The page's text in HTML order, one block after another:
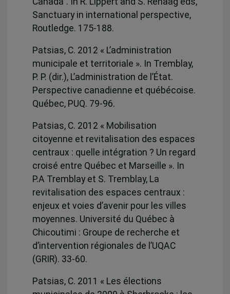
Sanctuary in international perspective,
Routledge. 175-188.
Patsias, C. 2012 « L’administration
municipale et territoriale ». In Tremblay,
P. P. (dir.), L’administration de l’État.
Perspective canadienne et québécoise.
Québec, PUQ. 79-96.
Patsias, C. 2012 « Mobilisation
citoyenne et revitalisation des espaces
centraux : quelle intégration ? Un regard
croisé entre Québec et Marseille ». In
P.A Tremblay et S. Tremblay, La
revitalisation des espaces centraux :
enjeux et voies d’avenir pour les villes
moyennes. Université du Québec à
Chicoutimi : Groupe de recherche et
d’intervention régionales de l’UQAC
(GRIR). 33-60.
Patsias, C. 2011 « Les élections